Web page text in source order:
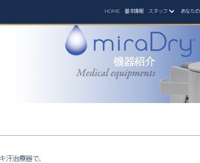
HOME 基本情報 スタッフ あなた
治療器で、